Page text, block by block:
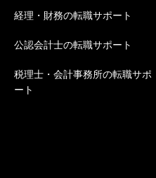
経理・財務の転職サポート
公認会計士の転職サポート
税理士・会計事務所の転職サポ
ート